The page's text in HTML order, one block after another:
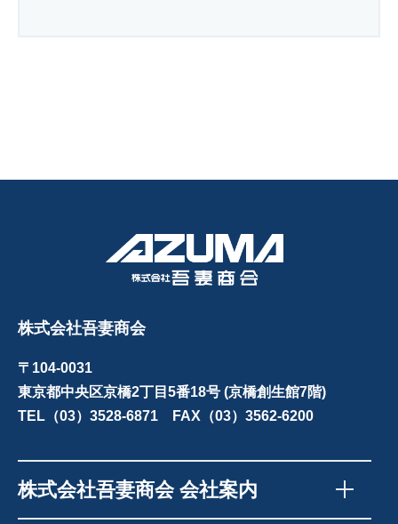
株式会社吾妻商会
〒104-0031
東京都中央区京橋2丁目5番18号 (京橋創生館7階)
TEL（03）3528-6871 FAX（03）3562-6200
株式会社吾妻商会 会社案内